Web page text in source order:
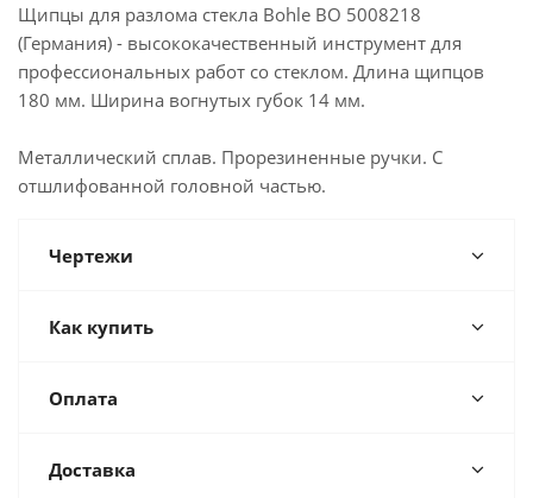
Щипцы для разлома стекла Bohle BO 5008218
(Германия) - высококачественный инструмент для
профессиональных работ со стеклом. Длина щипцов
180 мм. Ширина вогнутых губок 14 мм.
Металлический сплав. Прорезиненные ручки. С
отшлифованной головной частью.
Чертежи
Как купить
Оплата
Доставка